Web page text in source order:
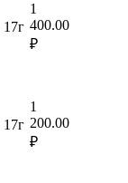
17г
1
400.00
₽
17г
1
200.00
₽